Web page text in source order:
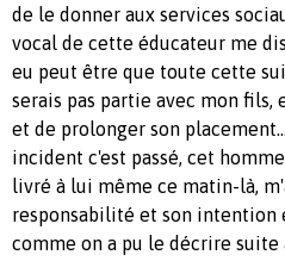
de le donner aux services
vocal de cette éducateur me
eu peut être que toute cette
serais pas partie avec mon
et de prolonger son
incident c'est passé, cet
livré à lui même ce matin-là,
responsabilité et son intention
comme on a pu le décrire suite